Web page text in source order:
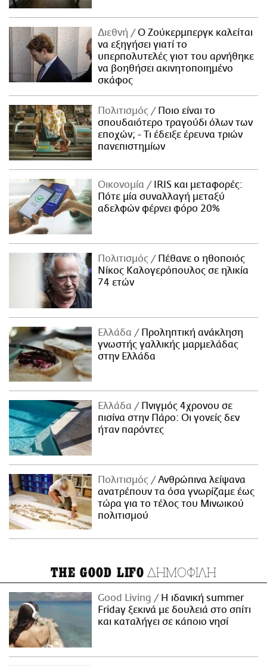
Διεθνή
Ο Ζούκερμπεργκ καλείται
να εξηγήσει γιατί το
υπερπολυτελές γιοτ του αρνήθηκε
να βοηθήσει ακινητοποιημένο
σκάφος
Πολιτισμός
Ποιο είναι το
σπουδαιότερο τραγούδι όλων των
εποχών; - Τι έδειξε έρευνα τριών
πανεπιστημίων
Οικονομία
IRIS και μεταφορές:
Πότε μία συναλλαγή μεταξύ
αδελφών φέρνει φόρο 20%
Πολιτισμός
Πέθανε ο ηθοποιός
Νίκος Καλογερόπουλος σε ηλικία
74 ετών
Ελλάδα
Προληπτική ανάκληση
γνωστής γαλλικής μαρμελάδας
στην Ελλάδα
Ελλάδα
Πνιγμός 4χρονου σε
πισίνα στην Πάρο: Οι γονείς δεν
ήταν παρόντες
Πολιτισμός
Ανθρώπινα λείψανα
ανατρέπουν τα όσα γνωρίζαμε έως
τώρα για το τέλος του Μινωικού
πολιτισμού
THE GOOD LIFO ΔΗΜΟΦΙΛΗ
Good Living
Η ιδανική summer
Friday ξεκινά με δουλειά στο σπίτι
και καταλήγει σε κάποιο νησί